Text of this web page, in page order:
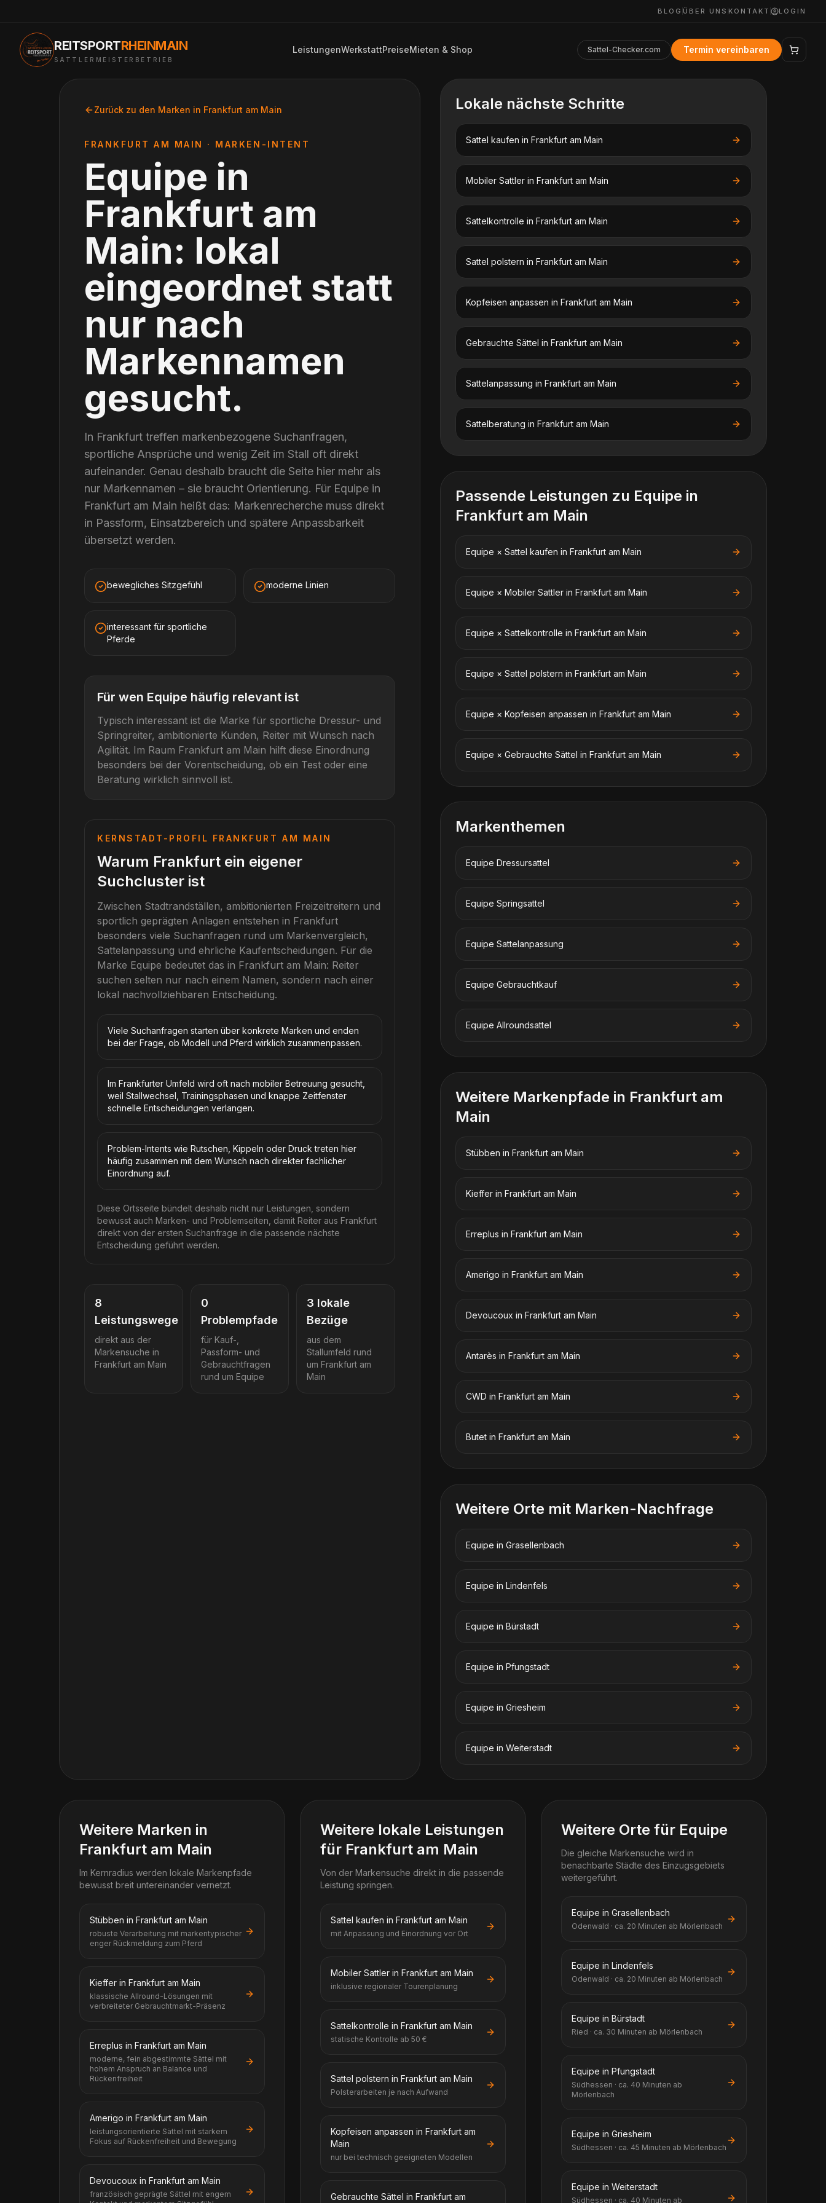
BLOG ÜBER UNS KONTAKT LOGIN
REITSPORTRHEINMAIN
SATTLERMEISTERBETRIEB
LeistungenWerkstattPreiseMieten & Shop Sattel-Checker.com Termin vereinbaren
Zurück zu den Marken in Frankfurt am Main
FRANKFURT AM MAIN · MARKEN-INTENT
Equipe in
Frankfurt am
Main: lokal
eingeordnet statt
nur nach
Markennamen
gesucht.
In Frankfurt treffen markenbezogene Suchanfragen,
sportliche Ansprüche und wenig Zeit im Stall oft direkt
aufeinander. Genau deshalb braucht die Seite hier mehr als
nur Markennamen – sie braucht Orientierung. Für Equipe in
Frankfurt am Main heißt das: Markenrecherche muss direkt
in Passform, Einsatzbereich und spätere Anpassbarkeit
übersetzt werden.
bewegliches Sitzgefühl moderne Linien
interessant für sportliche
Pferde
Für wen Equipe häufig relevant ist
Typisch interessant ist die Marke für sportliche Dressur- und
Springreiter, ambitionierte Kunden, Reiter mit Wunsch nach
Agilität. Im Raum Frankfurt am Main hilft diese Einordnung
besonders bei der Vorentscheidung, ob ein Test oder eine
Beratung wirklich sinnvoll ist.
KERNSTADT-PROFIL FRANKFURT AM MAIN
Warum Frankfurt ein eigener
Suchcluster ist
Zwischen Stadtrandställen, ambitionierten Freizeitreitern und
sportlich geprägten Anlagen entstehen in Frankfurt
besonders viele Suchanfragen rund um Markenvergleich,
Sattelanpassung und ehrliche Kaufentscheidungen. Für die
Marke Equipe bedeutet das in Frankfurt am Main: Reiter
suchen selten nur nach einem Namen, sondern nach einer
lokal nachvollziehbaren Entscheidung.
Viele Suchanfragen starten über konkrete Marken und enden
bei der Frage, ob Modell und Pferd wirklich zusammenpassen.
Im Frankfurter Umfeld wird oft nach mobiler Betreuung gesucht,
weil Stallwechsel, Trainingsphasen und knappe Zeitfenster
schnelle Entscheidungen verlangen.
Problem-Intents wie Rutschen, Kippeln oder Druck treten hier
häufig zusammen mit dem Wunsch nach direkter fachlicher
Einordnung auf.
Diese Ortsseite bündelt deshalb nicht nur Leistungen, sondern
bewusst auch Marken- und Problemseiten, damit Reiter aus Frankfurt
direkt von der ersten Suchanfrage in die passende nächste
Entscheidung geführt werden.
8
Leistungswege
direkt aus der
Markensuche in
Frankfurt am Main
0
Problempfade
für Kauf-,
Passform- und
Gebrauchtfragen
rund um Equipe
3 lokale
Bezüge
aus dem
Stallumfeld rund
umFrankfurt am
Main
Lokale nächste Schritte
Sattel kaufen in Frankfurt am Main
Mobiler Sattler in Frankfurt am Main
Sattelkontrolle in Frankfurt am Main
Sattel polstern in Frankfurt am Main
Kopfeisen anpassen in Frankfurt am Main
Gebrauchte Sättel in Frankfurt am Main
Sattelanpassung in Frankfurt am Main
Sattelberatung in Frankfurt am Main
Passende Leistungen zu Equipe in
Frankfurt am Main
Equipe × Sattel kaufen in Frankfurt am Main
Equipe × Mobiler Sattler in Frankfurt am Main
Equipe × Sattelkontrolle in Frankfurt am Main
Equipe × Sattel polstern in Frankfurt am Main
Equipe × Kopfeisen anpassen in Frankfurt am Main
Equipe × Gebrauchte Sättel in Frankfurt am Main
Markenthemen
Equipe Dressursattel
Equipe Springsattel
Equipe Sattelanpassung
Equipe Gebrauchtkauf
Equipe Allroundsattel
Weitere Markenpfade in Frankfurt am
Main
Stübben in Frankfurt am Main
Kieffer in Frankfurt am Main
Erreplus in Frankfurt am Main
Amerigo in Frankfurt am Main
Devoucoux in Frankfurt am Main
Antarès in Frankfurt am Main
CWD in Frankfurt am Main
Butet in Frankfurt am Main
Weitere Orte mit Marken-Nachfrage
Equipe in Grasellenbach
Equipe in Lindenfels
Equipe in Bürstadt
Equipe in Pfungstadt
Equipe in Griesheim
Equipe in Weiterstadt
Weitere Marken in
Frankfurt am Main
Im Kernradius werden lokale Markenpfade
bewusst breit untereinander vernetzt.
Stübben in Frankfurt am Main
robuste Verarbeitung mit markentypischer
enger Rückmeldung zum Pferd
Kieffer in Frankfurt am Main
klassische Allround-Lösungen mit
verbreiteter Gebrauchtmarkt-Präsenz
Erreplus in Frankfurt am Main
moderne, fein abgestimmte Sättel mit
hohem Anspruch an Balance und
Rückenfreiheit
Amerigo in Frankfurt am Main
leistungsorientierte Sättel mit starkem
Fokus auf Rückenfreiheit und Bewegung
Devoucoux in Frankfurt am Main
französisch geprägte Sättel mit engem
Weitere lokale Leistungen
für Frankfurt am Main
Von der Markensuche direkt in die passende
Leistung springen.
Sattel kaufen in Frankfurt am Main
mit Anpassung und Einordnung vor Ort
Mobiler Sattler in Frankfurt am Main
inklusive regionaler Tourenplanung
Sattelkontrolle in Frankfurt am Main
statische Kontrolle ab 50 €
Sattel polstern in Frankfurt am Main
Polsterarbeiten je nach Aufwand
Kopfeisen anpassen in Frankfurt am
Main
nur bei technisch geeigneten Modellen
Gebrauchte Sättel in Frankfurt am
Weitere Orte für Equipe
Die gleiche Markensuche wird in
benachbarte Städte des Einzugsgebiets
weitergeführt.
Equipe in Grasellenbach
Odenwald · ca. 20 Minuten ab Mörlenbach
Equipe in Lindenfels
Odenwald · ca. 20 Minuten ab Mörlenbach
Equipe in Bürstadt
Ried · ca. 30 Minuten ab Mörlenbach
Equipe in Pfungstadt
Südhessen · ca. 40 Minuten ab
Mörlenbach
Equipe in Griesheim
Südhessen · ca. 45 Minuten ab Mörlenbach
Equipe in Weiterstadt
Südhessen · ca. 40 Minuten ab